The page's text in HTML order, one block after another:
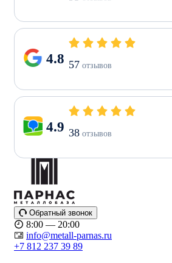
4.8 57 отзывов
4.9 38 отзывов
Обратный звонок
8:00 — 20:00
info@metall-parnas.ru
+7 812 237 39 89